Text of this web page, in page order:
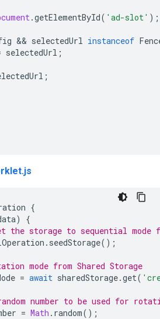
.getElementById( 'ad-slot' );
&& selectedUrl instanceof
selectedUrl ;
;
{
)
{
storage to sequential mode
. seedStorage();
mode from Shared Storage
= await sharedStorage.get(
number to be used for
= Math . random();